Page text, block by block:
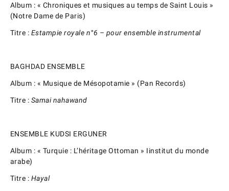
Album : « Chroniques et musiques au temps de Saint Louis »
(Notre Dame de Paris)
Titre : Estampie royale n°6 – pour ensemble instrumental
BAGHDAD ENSEMBLE
Album : « Musique de Mésopotamie » (Pan Records)
Titre : Samai nahawand
ENSEMBLE KUDSI ERGUNER
Album : « Turquie : L’héritage Ottoman » Iinstitut du monde
arabe)
Titre : Hayal